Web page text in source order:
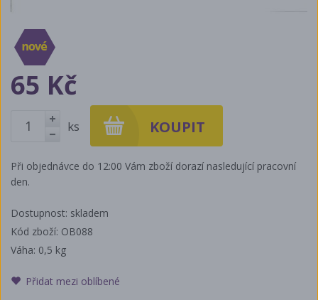
65 Kč
+
ks
Při objednávce do 12:00 Vám zboží dorazí nasledující pracovní
den.
Dostupnost: skladem
Kód zboží: OB088
Váha: 0,5 kg
Přidat mezi oblíbené